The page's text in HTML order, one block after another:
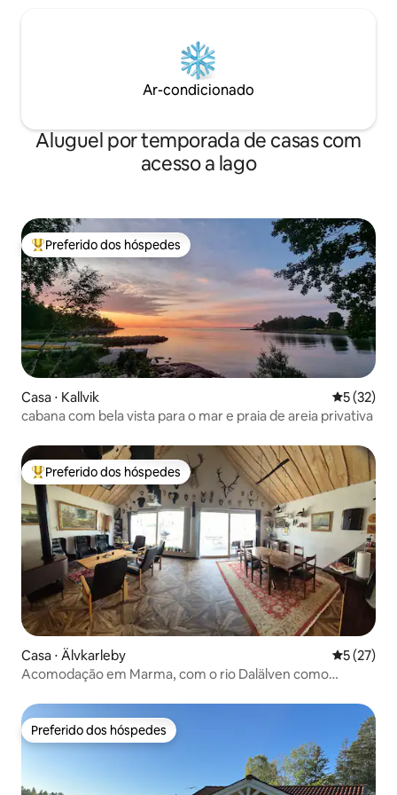
Ar-condicionado
Aluguel por temporada de casas com
acesso a lago
Entre os melhores preferidos dos hóspedes
Preferido dos hóspedes
Casa ⋅ Kallvik 5 de uma
5 (32)
cabana com bela vista para o mar e praia de areia privativa
Entre os melhores preferidos dos hóspedes
Preferido dos hóspedes
Casa ⋅ Älvkarleby 5 de uma
5 (27)
Acomodação em Marma, com o rio Dalälven como
Preferido dos hóspedes
Preferido dos hóspedes